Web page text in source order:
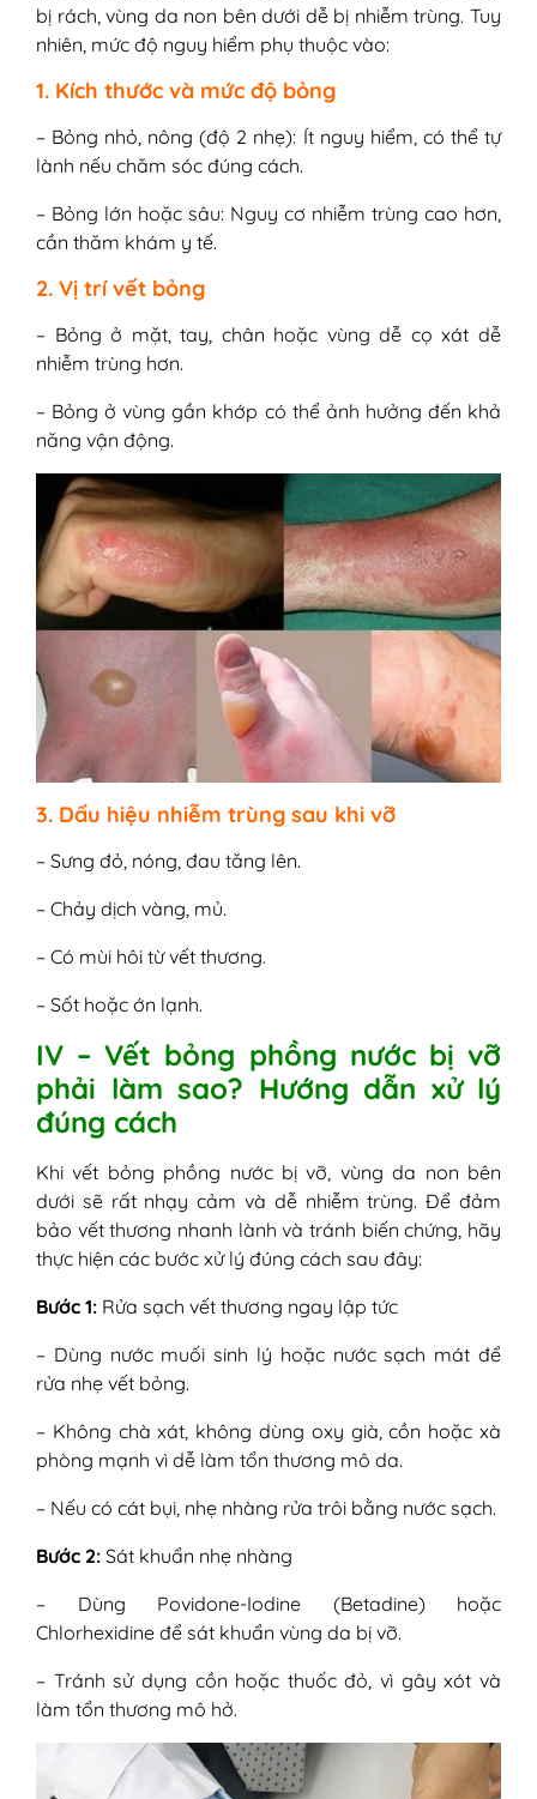
bị rách, vùng da non bên dưới dễ bị nhiễm trùng. Tuy
nhiên, mức độ nguy hiểm phụ thuộc vào:
1. Kích thước và mức độ bỏng
– Bỏng nhỏ, nông (độ 2 nhẹ): Ít nguy hiểm, có thể tự
lành nếu chăm sóc đúng cách.
– Bỏng lớn hoặc sâu: Nguy cơ nhiễm trùng cao hơn,
cần thăm khám y tế.
2. Vị trí vết bỏng
– Bỏng ở mặt, tay, chân hoặc vùng dễ cọ xát dễ
nhiễm trùng hơn.
– Bỏng ở vùng gần khớp có thể ảnh hưởng đến khả
năng vận động.
3. Dấu hiệu nhiễm trùng sau khi vỡ
– Sưng đỏ, nóng, đau tăng lên.
– Chảy dịch vàng, mủ.
– Có mùi hôi từ vết thương.
– Sốt hoặc ớn lạnh.
IV – Vết bỏng phồng nước bị vỡ
phải làm sao? Hướng dẫn xử lý
đúng cách
Khi vết bỏng phồng nước bị vỡ, vùng da non bên
dưới sẽ rất nhạy cảm và dễ nhiễm trùng. Để đảm
bảo vết thương nhanh lành và tránh biến chứng, hãy
thực hiện các bước xử lý đúng cách sau đây:
Bước 1: Rửa sạch vết thương ngay lập tức
– Dùng nước muối sinh lý hoặc nước sạch mát để
rửa nhẹ vết bỏng.
– Không chà xát, không dùng oxy già, cồn hoặc xà
phòng mạnh vì dễ làm tổn thương mô da.
– Nếu có cát bụi, nhẹ nhàng rửa trôi bằng nước sạch.
Bước 2: Sát khuẩn nhẹ nhàng
– Dùng Povidone-Iodine (Betadine) hoặc
Chlorhexidine để sát khuẩn vùng da bị vỡ.
– Tránh sử dụng cồn hoặc thuốc đỏ, vì gây xót và
làm tổn thương mô hở.